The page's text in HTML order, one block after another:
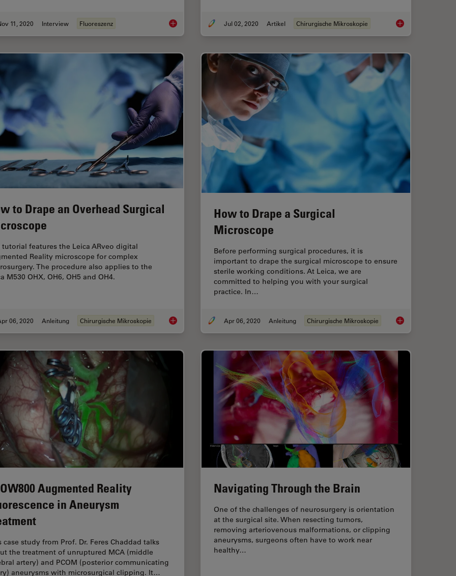
11, 2020 Interview Fluoreszenz Neurosurgery with Heads-up Display
Jul 02, 2020 Artikel Chirurgische Mikroskopie Surgical
to Drape an Overhead Surgical
tutorial features the Leica ARveo digital
Reality microscope for complex
The procedure also applies to the
M530 OHX, OH6, OH5 and OH4.
06, 2020 Anleitung Chirurgische Mikroskopie How to Drape an Overhead Surgical Microscope
How to Drape a Surgical
Microscope
Before performing surgical procedures, it is
important to drape the surgical microscope to ensure
sterile working conditions. At Leica, we are
committed to helping you with your surgical
practice. In…
Apr 06, 2020 Anleitung Chirurgische Mikroskopie How to Drape a
Augmented Reality
in Aneurysm
case study from Prof. Dr. Feres Chaddad talks
the treatment of unruptured MCA (middle
artery) and PCOM (posterior communicating
aneurysms with microsurgical clipping. It…
Navigating Through the Brain
One of the challenges of neurosurgery is orientation
at the surgical site. When resecting tumors,
removing arteriovenous malformations, or clipping
aneurysms, surgeons often have to work near
healthy…